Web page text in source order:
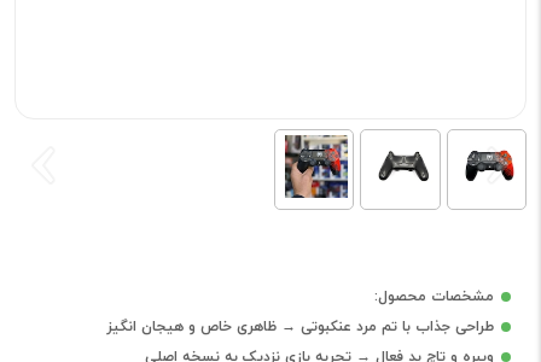
مشخصات محصول:
طراحی جذاب با تم مرد عنکبوتی → ظاهری خاص و هیجان انگیز
ویبره و تاچ پد فعال → تجربه بازی نزدیک به نسخه اصلی